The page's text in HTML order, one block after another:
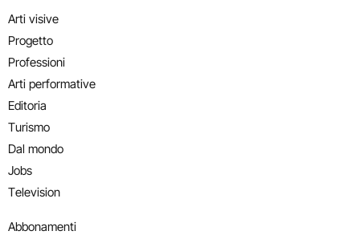
Arti visive
Progetto
Professioni
Arti performative
Editoria
Turismo
Dal mondo
Jobs
Television
Abbonamenti